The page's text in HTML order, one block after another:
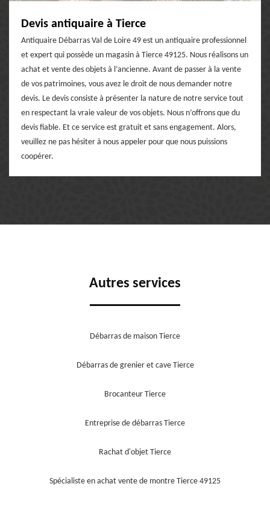
Devis antiquaire à Tierce
Antiquaire Débarras Val de Loire 49 est un antiquaire professionnel
et expert qui possède un magasin à Tierce 49125. Nous réalisons un
achat et vente des objets à l’ancienne. Avant de passer à la vente
de vos patrimoines, vous avez le droit de nous demander notre
devis. Le devis consiste à présenter la nature de notre service tout
en respectant la vraie valeur de vos objets. Nous n’offrons que du
devis fiable. Et ce service est gratuit et sans engagement. Alors,
veuillez ne pas hésiter à nous appeler pour que nous puissions
coopérer.
Autres services
Débarras de maison Tierce
Débarras de grenier et cave Tierce
Brocanteur Tierce
Entreprise de débarras Tierce
Rachat d'objet Tierce
Spécialiste en achat vente de montre Tierce 49125